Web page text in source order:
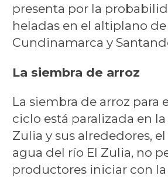
presenta por la
heladas en el altiplano de
Cundinamarca y
La siembra de arroz
La siembra de arroz para
ciclo está paralizada en
Zulia y sus alrededores,
agua del río El Zulia, no
productores iniciar con